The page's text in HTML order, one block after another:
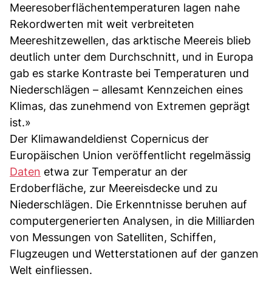
Meeresoberflächentemperaturen lagen nahe
Rekordwerten mit weit verbreiteten
Meereshitzewellen, das arktische Meereis blieb
deutlich unter dem Durchschnitt, und in Europa
gab es starke Kontraste bei Temperaturen und
Niederschlägen – allesamt Kennzeichen eines
Klimas, das zunehmend von Extremen geprägt
ist.»
Der Klimawandeldienst Copernicus der
Europäischen Union veröffentlicht regelmässig
Daten etwa zur Temperatur an der
Erdoberfläche, zur Meereisdecke und zu
Niederschlägen. Die Erkenntnisse beruhen auf
computergenerierten Analysen, in die Milliarden
von Messungen von Satelliten, Schiffen,
Flugzeugen und Wetterstationen auf der ganzen
Welt einfliessen.